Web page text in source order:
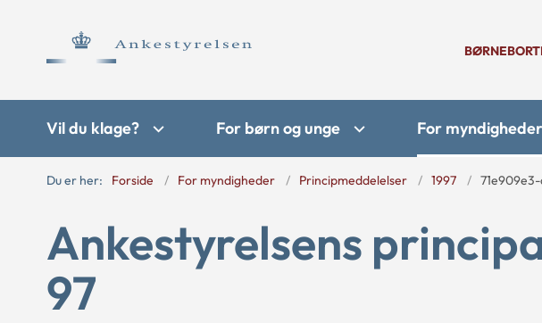
Vil du klage? For børn og unge For myndigheder
Du er her: Forside For myndigheder Principmeddelelser 1997
Ankestyrelsens
97